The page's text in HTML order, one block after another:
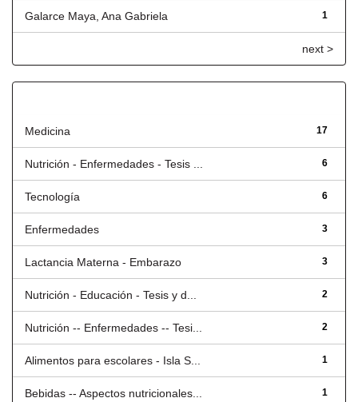
1
Galarce Maya, Ana Gabriela
next >
17
Medicina
6
Nutrición - Enfermedades - Tesis ...
6
Tecnología
3
Enfermedades
3
Lactancia Materna - Embarazo
2
Nutrición - Educación - Tesis y d...
2
Nutrición -- Enfermedades -- Tesi...
1
Alimentos para escolares - Isla S...
1
Bebidas -- Aspectos nutricionales...